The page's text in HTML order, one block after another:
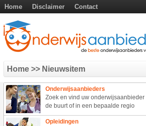
Home Disclaimer Contact
Home >> Nieuwsitem
Onderwijsaanbieders
Zoek en vind uw onderwijsaanbieder
de buurt of in een bepaalde regio
Opleidingen